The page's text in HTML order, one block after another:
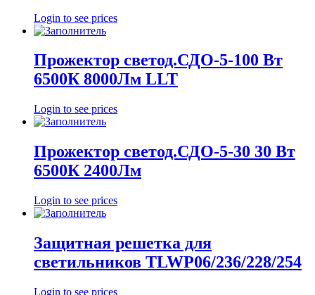
Login to see prices
Прожектор светод.СДО-5-100 Вт
6500К 8000Лм LLT
Login to see prices
Прожектор светод.СДО-5-30 30 Вт
6500К 2400Лм
Login to see prices
Защитная решетка для
светильников TLWP06/236/228/254
Login to see prices